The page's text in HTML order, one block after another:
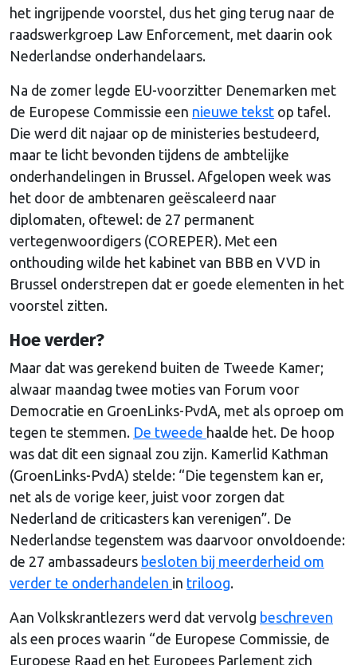
het ingrijpende voorstel, dus het ging terug naar de
raadswerkgroep Law Enforcement, met daarin ook
Nederlandse onderhandelaars.
Na de zomer legde EU-voorzitter Denemarken met
de Europese Commissie een nieuwe tekst op tafel.
Die werd dit najaar op de ministeries bestudeerd,
maar te licht bevonden tijdens de ambtelijke
onderhandelingen in Brussel. Afgelopen week was
het door de ambtenaren geëscaleerd naar
diplomaten, oftewel: de 27 permanent
vertegenwoordigers (COREPER). Met een
onthouding wilde het kabinet van BBB en VVD in
Brussel onderstrepen dat er goede elementen in het
voorstel zitten.
Hoe verder?
Maar dat was gerekend buiten de Tweede Kamer;
alwaar maandag twee moties van Forum voor
Democratie en GroenLinks-PvdA, met als oproep om
tegen te stemmen. De tweede haalde het. De hoop
was dat dit een signaal zou zijn. Kamerlid Kathman
(GroenLinks-PvdA) stelde: “Die tegenstem kan er,
net als de vorige keer, juist voor zorgen dat
Nederland de criticasters kan verenigen”. De
Nederlandse tegenstem was daarvoor onvoldoende:
de 27 ambassadeurs besloten bij meerderheid om
verder te onderhandelen in triloog.
Aan Volkskrantlezers werd dat vervolg beschreven
als een proces waarin “de Europese Commissie, de
Europese Raad en het Europees Parlement zich